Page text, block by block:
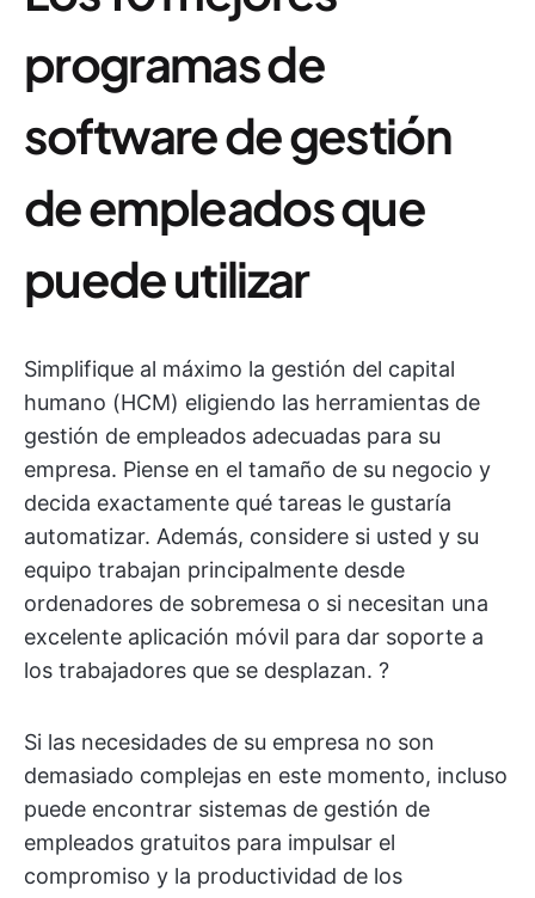
programas de
software de gestión
de empleados que
puede utilizar
Simplifique al máximo la gestión del capital
humano (HCM) eligiendo las herramientas de
gestión de empleados adecuadas para su
empresa. Piense en el tamaño de su negocio y
decida exactamente qué tareas le gustaría
automatizar. Además, considere si usted y su
equipo trabajan principalmente desde
ordenadores de sobremesa o si necesitan una
excelente aplicación móvil para dar soporte a
los trabajadores que se desplazan. ?
Si las necesidades de su empresa no son
demasiado complejas en este momento, incluso
puede encontrar sistemas de gestión de
empleados gratuitos para impulsar el
compromiso y la productividad de los